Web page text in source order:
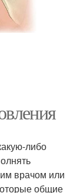
либо
врачом или
общие